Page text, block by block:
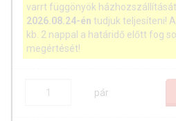
varrt függönyök házhozszállítását
2026.08.24-én tudjuk teljesíteni!
kb. 2 nappal a határidő előtt fog
megértését!
pár